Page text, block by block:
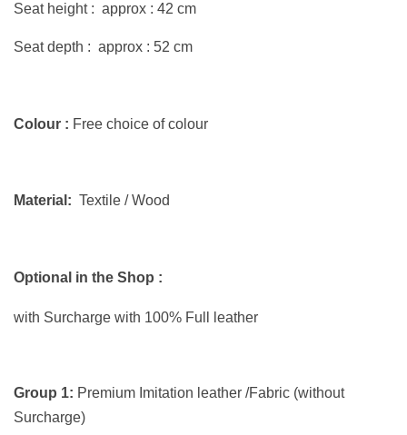
Seat height : approx : 42 cm
Seat depth : approx : 52 cm
Colour : Free choice of colour
Material: Textile / Wood
Optional in the Shop :
with Surcharge with 100% Full leather
Group 1: Premium Imitation leather /Fabric (without
Surcharge)